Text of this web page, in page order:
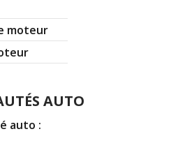
commentaire
sous le commentaire)
moteur
AUTO
auto :